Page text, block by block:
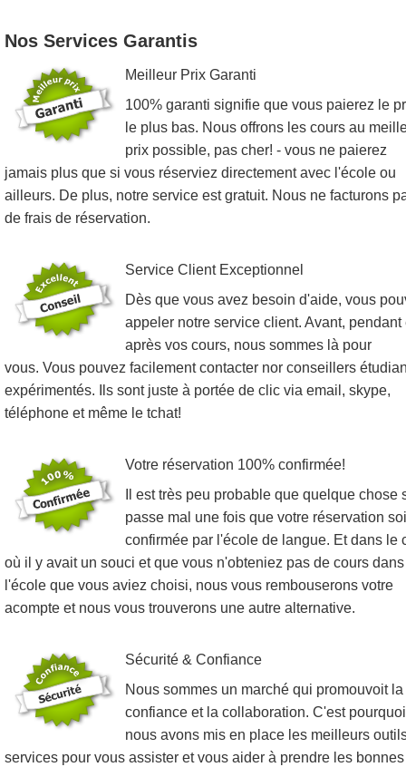
Nos Services Garantis
Meilleur Prix Garanti
100% garanti signifie que vous paierez le
le plus bas. Nous offrons les cours au
prix possible, pas cher! - vous ne paierez
jamais plus que si vous réserviez directement avec l'école ou
ailleurs. De plus, notre service est gratuit. Nous ne facturons
de frais de réservation.
Service Client Exceptionnel
Dès que vous avez besoin d'aide, vous
appeler notre service client. Avant, pendant
après vos cours, nous sommes là pour
vous. Vous pouvez facilement contacter nor conseillers
expérimentés. Ils sont juste à portée de clic via email, skype,
téléphone et même le tchat!
Votre réservation 100% confirmée!
Il est très peu probable que quelque chose
passe mal une fois que votre réservation
confirmée par l'école de langue. Et dans le
où il y avait un souci et que vous n'obteniez pas de cours dans
l'école que vous aviez choisi, nous vous rembouserons votre
acompte et nous vous trouverons une autre alternative.
Sécurité & Confiance
Nous sommes un marché qui promouvoit la
confiance et la collaboration. C'est pourquoi
nous avons mis en place les meilleurs
services pour vous assister et vous aider à prendre les bonnes